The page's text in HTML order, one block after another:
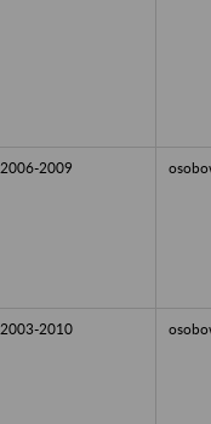
2006-2009
2003-2010